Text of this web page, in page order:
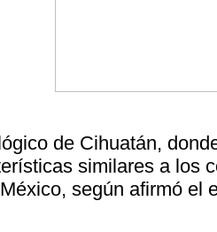
de Cihuatán,
similares a los
según afirmó el